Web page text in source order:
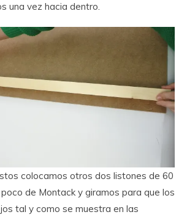
una vez hacia dentro.
colocamos otros dos listones de 60
de Montack y giramos para que los
tal y como se muestra en las